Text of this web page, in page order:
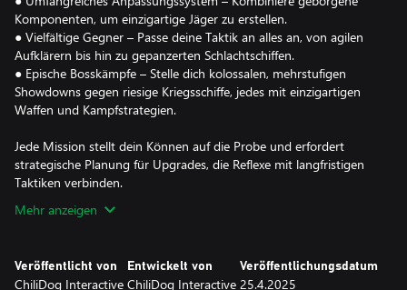
Komponenten, um einzigartige Jäger zu erstellen.
● Vielfältige Gegner – Passe deine Taktik an alles an, von agilen
Aufklärern bis hin zu gepanzerten Schlachtschiffen.
● Epische Bosskämpfe – Stelle dich kolossalen, mehrstufigen
Showdowns gegen riesige Kriegsschiffe, jedes mit einzigartigen
Waffen und Kampfstrategien.
Jede Mission stellt dein Können auf die Probe und erfordert
strategische Planung für Upgrades, die Reflexe mit langfristigen
Taktiken verbinden.
Mehr anzeigen
Veröffentlicht von
ChiliDog Interactive
Entwickelt von
ChiliDog Interactive
Veröffentlichungsdatum
25.4.2025